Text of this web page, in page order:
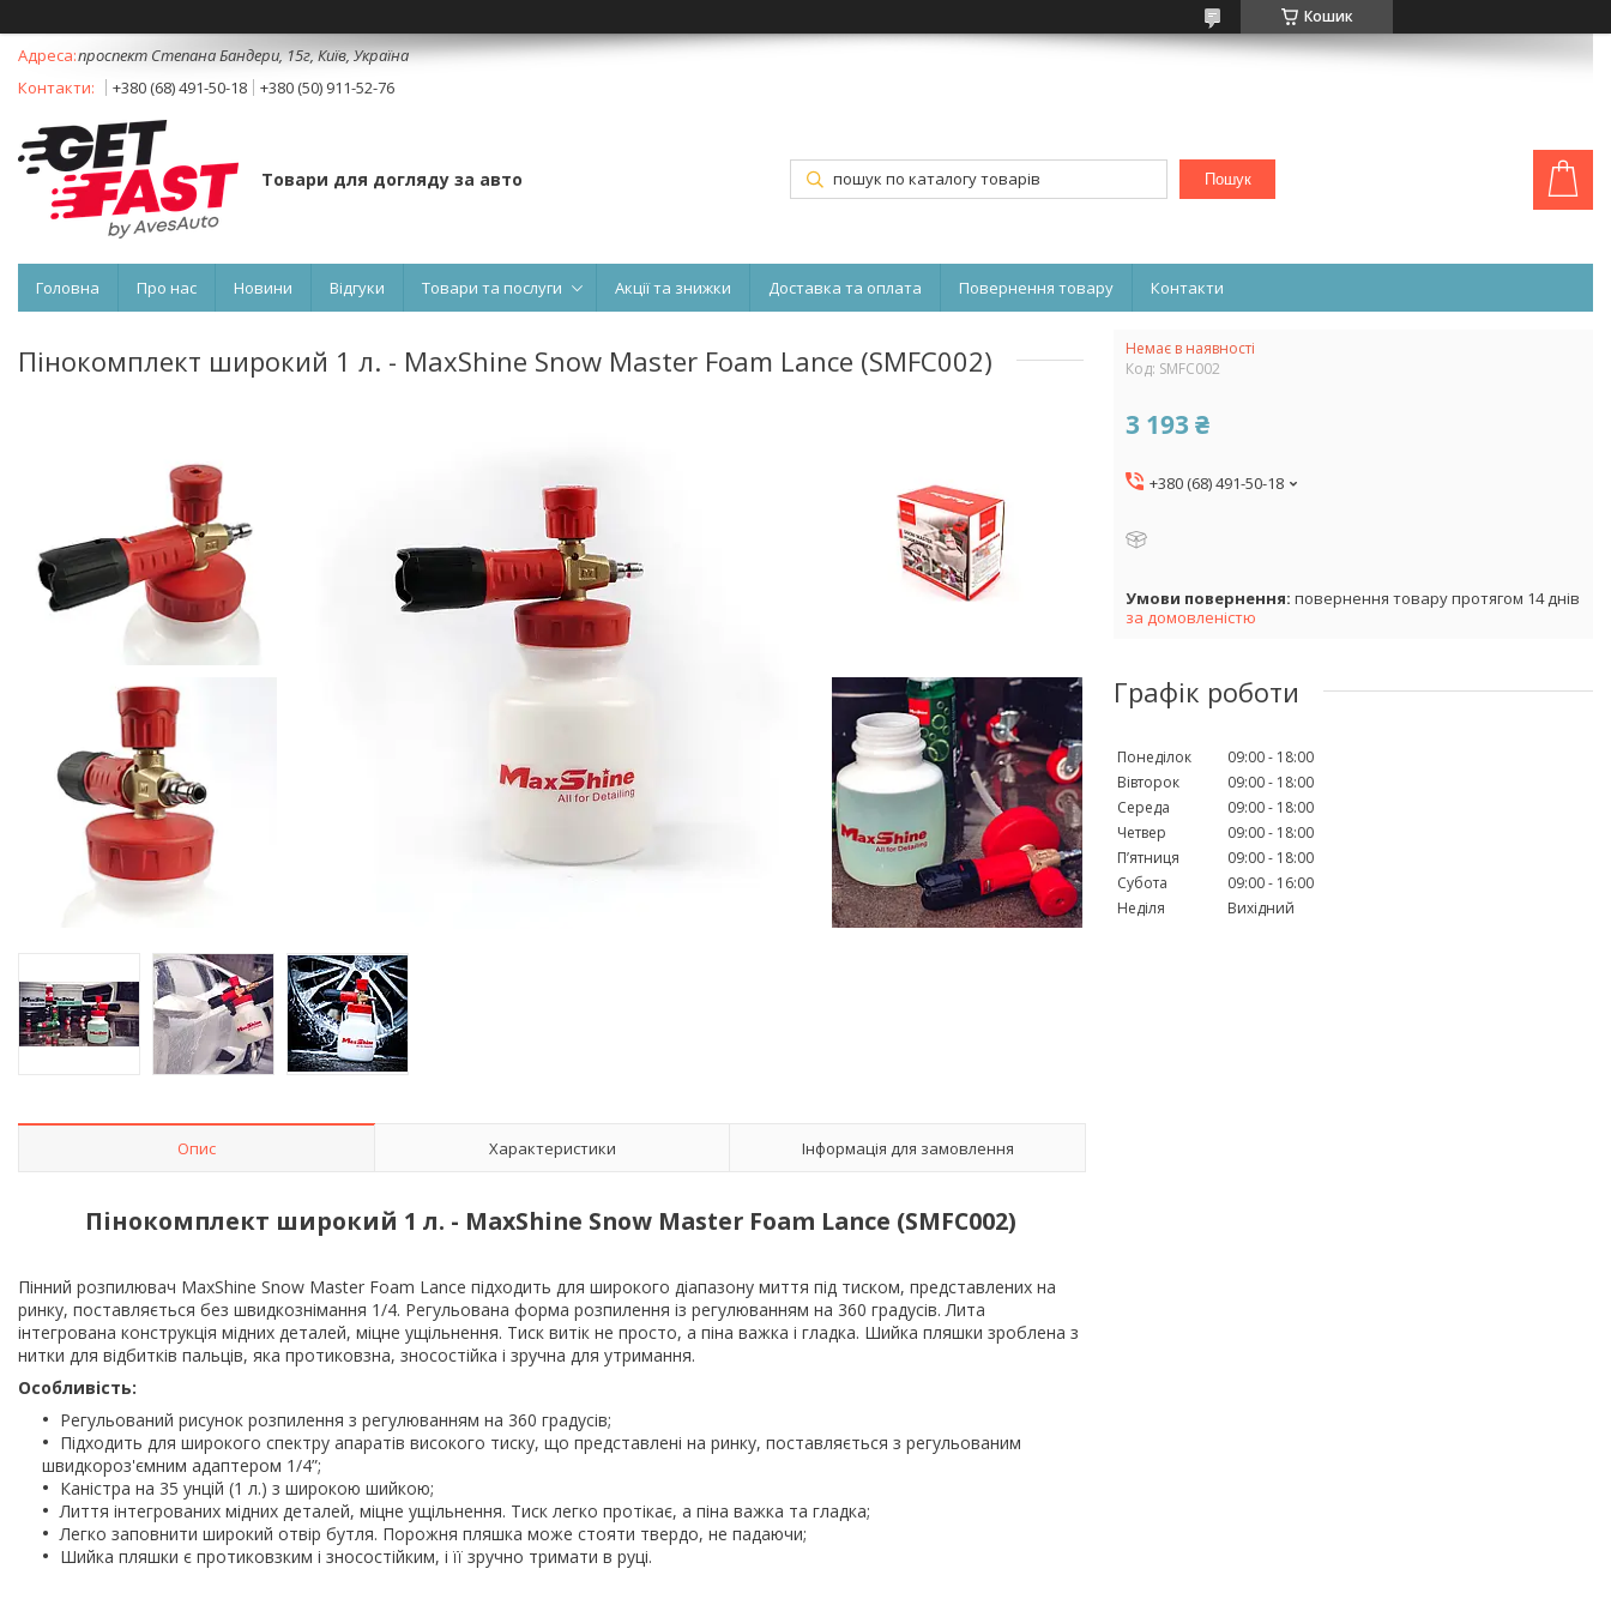
Кошик
проспект Степана Бандери, 15г, Київ, Україна
+380 (68) 491-50-18
+380 (50) 911-52-76
Товари для догляду за авто Пошук
Головна Про нас Новини Відгуки Товари та послуги Акції та знижки Доставка та оплата Повернення товару Контакти
Пінокомплект широкий 1 л. - MaxShine Snow Master Foam Lance (SMFC002)
Опис Характеристики Інформація для замовлення
Пінокомплект широкий 1 л. - MaxShine Snow Master Foam Lance (SMFC002)
Пінний розпилювач MaxShine Snow Master Foam Lance підходить для широкого діапазону миття під тиском, представлених на
ринку, поставляється без швидкознімання 1/4. Регульована форма розпилення із регулюванням на 360 градусів. Лита
інтегрована конструкція мідних деталей, міцне ущільнення. Тиск витік не просто, а піна важка і гладка. Шийка пляшки зроблена з
нитки для відбитків пальців, яка протиковзна, зносостійка і зручна для утримання.
Особливість:
Регульований рисунок розпилення з регулюванням на 360 градусів;
Підходить для широкого спектру апаратів високого тиску, що представлені на ринку, поставляється з регульованим
швидкороз'ємним адаптером 1/4”;
Каністра на 35 унцій (1 л.) з широкою шийкою;
Лиття інтегрованих мідних деталей, міцне ущільнення. Тиск легко протікає, а піна важка та гладка;
Легко заповнити широкий отвір бутля. Порожня пляшка може стояти твердо, не падаючи;
Шийка пляшки є протиковзким і зносостійким, і її зручно тримати в руці.
Немає в наявності
Код: SMFC002
3 193 ₴
+380 (68) 491-50-18
повернення товару протягом 14 днів
за домовленістю
Графік роботи
Понеділок 09:00
18:00
Вівторок
09:00
18:00
Середа
09:00
18:00
Четвер
09:00
18:00
Пʼятниця
09:00
18:00
Субота
09:00
16:00
Неділя
Вихідний